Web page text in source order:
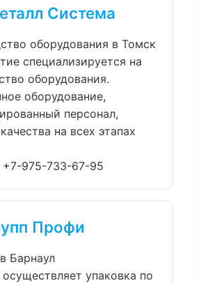
Система
оборудования в Томск
специализируется на
оборудования.
оборудование,
персонал,
на всех этапах
+7-975-733-67-95
Профи
Барнаул
упаковка по